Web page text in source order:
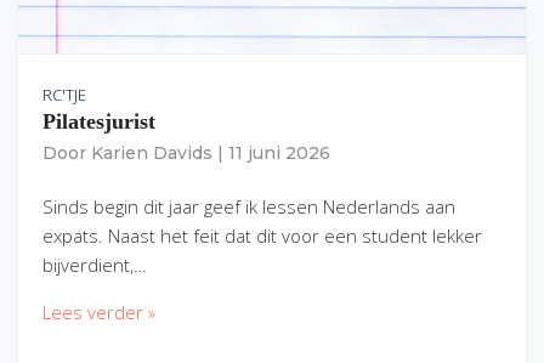
RC'TJE
Pilatesjurist
Door Karien Davids 11 juni 2026
Sinds begin dit jaar geef ik lessen Nederlands aan
expats. Naast het feit dat dit voor een student lekker
bijverdient,…
Lees verder »